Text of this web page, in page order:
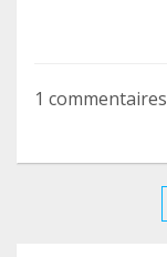
1 commentaires